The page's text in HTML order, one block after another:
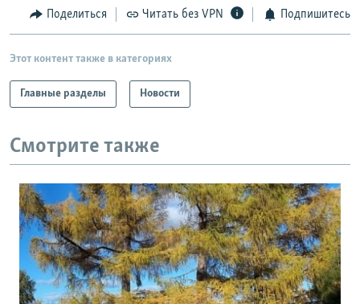
Поделиться Читать без VPN Подпишитесь
Этот контент также в категориях
Главные разделы Новости
Смотрите также